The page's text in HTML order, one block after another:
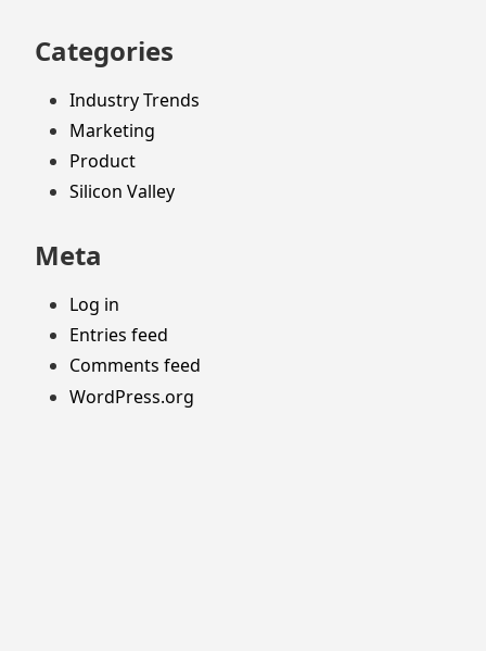
Categories
Industry Trends
Marketing
Product
Silicon Valley
Meta
Log in
Entries feed
Comments feed
WordPress.org